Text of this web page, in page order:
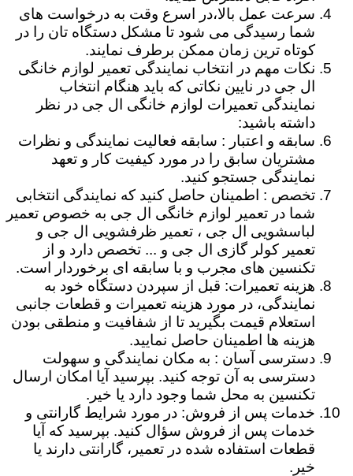
سرعت عمل بالا،در اسرع وقت به درخواست های
شما رسیدگی می شود تا مشکل دستگاه تان را در
کوتاه ترین زمان ممکن برطرف نمایند.
نکات مهم در انتخاب نمایندگی تعمیر لوازم خانگی
ال جی در نایین نکاتی که باید هنگام انتخاب
نمایندگی تعمیرات لوازم خانگی ال جی در نظر
داشته باشید:
سابقه و اعتبار : سابقه فعالیت نمایندگی و نظرات
مشتریان سابق را در مورد کیفیت کار و تعهد
نمایندگی جستجو کنید.
تخصص : اطمینان حاصل کنید که نمایندگی انتخابی
شما در تعمیر لوازم خانگی ال جی به خصوص تعمیر
لباسشویی ال جی ، تعمیر ظرفشویی ال جی و
تعمیر کولر گازی ال جی و ... تخصص دارد و از
تکنسین های مجرب و با سابقه ای برخوردار است.
هزینه تعمیرات: قبل از سپردن دستگاه خود به
نمایندگی، در مورد هزینه تعمیرات و قطعات جانبی
استعلام قیمت بگیرید تا از شفافیت و منطقی بودن
هزینه ها اطمینان حاصل نمایید.
دسترسی آسان : به مکان نمایندگی و سهولت
دسترسی به آن توجه کنید. بپرسید آیا امکان ارسال
تکنسین به محل شما وجود دارد یا خیر.
خدمات پس از فروش: در مورد شرایط گارانتی و
خدمات پس از فروش سؤال کنید. بپرسید که آیا
قطعات استفاده شده در تعمیر، گارانتی دارند یا
خیر.